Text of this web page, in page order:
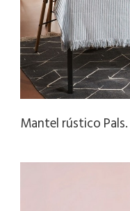
Mantel rústico Pals.